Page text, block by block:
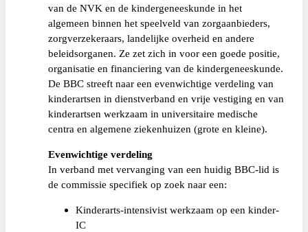
van de NVK en de kindergeneeskunde in het
algemeen binnen het speelveld van zorgaanbieders,
zorgverzekeraars, landelijke overheid en andere
beleidsorganen. Ze zet zich in voor een goede positie,
organisatie en financiering van de kindergeneeskunde.
De BBC streeft naar een evenwichtige verdeling van
kinderartsen in dienstverband en vrije vestiging en van
kinderartsen werkzaam in universitaire medische
centra en algemene ziekenhuizen (grote en kleine).
Evenwichtige verdeling
In verband met vervanging van een huidig BBC-lid is
de commissie specifiek op zoek naar een:
Kinderarts-intensivist werkzaam op een kinder-
IC